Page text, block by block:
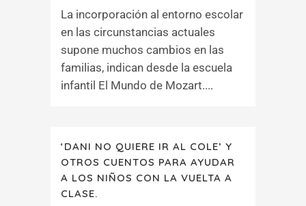
La incorporación al entorno escolar
en las circunstancias actuales
supone muchos cambios en las
familias, indican desde la escuela
infantil El Mundo de Mozart....
‘DANI NO QUIERE IR AL COLE’ Y
OTROS CUENTOS PARA AYUDAR
A LOS NIÑOS CON LA VUELTA A
CLASE.